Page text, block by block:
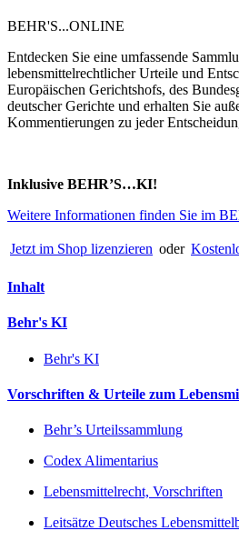
BEHR'S...ONLINE
Entdecken Sie eine umfassende
lebensmittelrechtlicher Urteile und
Europäischen Gerichtshofs, des
deutscher Gerichte und erhalten Sie
Kommentierungen zu jeder
Inklusive BEHR’S…KI!
Weitere Informationen finden Sie im
Jetzt im Shop lizenzieren oder
Inhalt
Behr's KI
Behr's KI
Vorschriften & Urteile zum
Behr’s Urteilssammlung
Codex Alimentarius
Lebensmittelrecht, Vorschriften
Leitsätze Deutsches